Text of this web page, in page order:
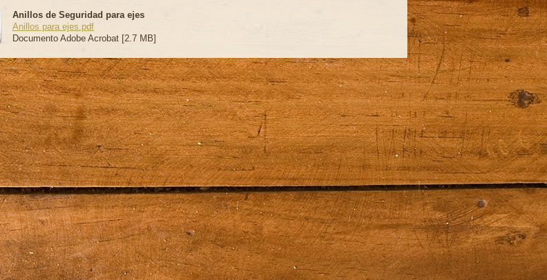
Anillos de Seguridad para ejes
Anillos para ejes.pdf
Documento Adobe Acrobat [2.7 MB]